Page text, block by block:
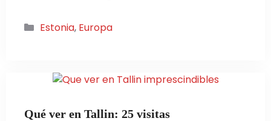
Categorías
Estonia, Europa
Qué ver en Tallin: 25 visitas